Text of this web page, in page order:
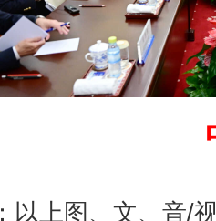
以上图、文、音/